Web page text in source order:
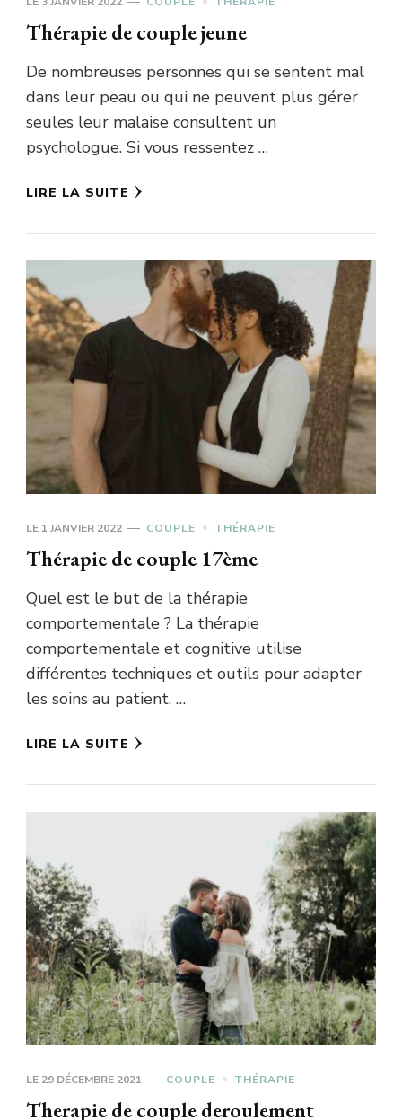
Thérapie de couple jeune
De nombreuses personnes qui se sentent mal
dans leur peau ou qui ne peuvent plus gérer
seules leur malaise consultent un
psychologue. Si vous ressentez …
LIRE LA SUITE
LE 1 JANVIER 2022 COUPLE THÉRAPIE
Thérapie de couple 17ème
Quel est le but de la thérapie
comportementale ? La thérapie
comportementale et cognitive utilise
différentes techniques et outils pour adapter
les soins au patient. …
LIRE LA SUITE
LE 29 DÉCEMBRE 2021 COUPLE THÉRAPIE
Therapie de couple deroulement